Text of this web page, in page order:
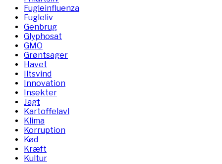
Fugleinfluenza
Fugleliv
Genbrug
Glyphosat
GMO
Grøntsager
Havet
Iltsvind
Innovation
Insekter
Jagt
Kartoffelavl
Klima
Korruption
Kød
Kræft
Kultur